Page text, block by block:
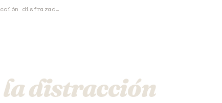
El precio de la distracción disfrazada de innovación
la distracción